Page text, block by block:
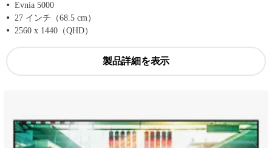
Evnia 5000
27 インチ（68.5 cm）
2560 x 1440（QHD）
製品詳細を表示